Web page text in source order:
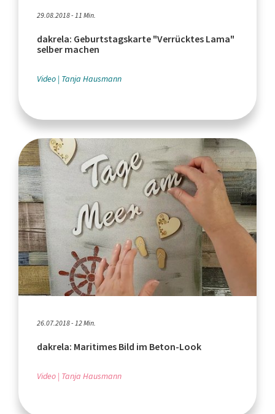
29.08.2018 - 11 Min.
dakrela: Geburtstagskarte "Verrücktes Lama"
selber machen
Video Tanja Hausmann
26.07.2018 - 12 Min.
dakrela: Maritimes Bild im Beton-Look
Video Tanja Hausmann